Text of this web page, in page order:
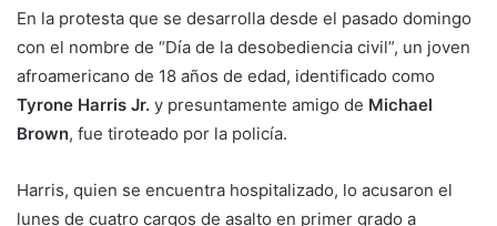
En la protesta que se desarrolla desde el pasado domingo
con el nombre de “Día de la desobediencia civil”, un joven
afroamericano de 18 años de edad, identificado como
Tyrone Harris Jr. y presuntamente amigo de Michael
Brown, fue tiroteado por la policía.
Harris, quien se encuentra hospitalizado, lo acusaron el
lunes de cuatro cargos de asalto en primer grado a